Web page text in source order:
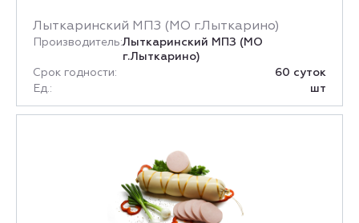
Лыткаринский МПЗ (МО г.Лыткарино)
Производитель:Лыткаринский МПЗ (МО
г.Лыткарино)
Срок годности:
60 суток
Ед.:
шт